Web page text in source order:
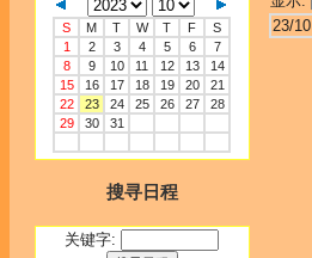
S M T W T F
S
1
2 3 4 5 6
7
8
9 10 11 12 13
14
15
16 17 18 19 20
21
22
23 24 25 26 27
28
29
30 31
搜寻日程
关键字:
23/